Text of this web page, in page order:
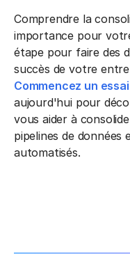
Comprendre la
importance pour
étape pour faire des
succès de votre
Commencez un
aujourd'hui pour
vous aider à
pipelines de données
automatisés.